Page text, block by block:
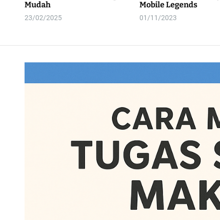
Mudah
23/02/2025
Mobile Legends
01/11/2023